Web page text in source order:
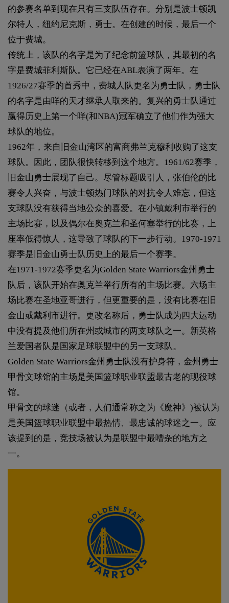
的参赛名单到现在只有三支队伍存在。分别是波士顿凯
尔特人，纽约尼克斯，勇士。在创建的时候，最后一个
位于费城。
传统上，该队的名字是为了纪念前篮球队，其最初的名
字是费城菲利斯队。它已经在ABL表演了两年。在
1926/27赛季的首秀中，费城人队更名为勇士队，勇士队
的名字是由咩的天才继承人取来的。复兴的勇士队通过
赢得历史上第一个咩(和NBA)冠军确立了他们作为强大
球队的地位。
1962年，来自旧金山湾区的富商弗兰克穆利收购了这支
球队。因此，团队很快转移到这个地方。1961/62赛季，
旧金山勇士展现了自己。尽管标题吸引人，张伯伦的比
赛令人兴奋，与波士顿热门球队的对抗令人难忘，但这
支球队没有获得当地公众的喜爱。在小镇戴利市举行的
主场比赛，以及偶尔在奥克兰和圣何塞举行的比赛，上
座率低得惊人，这导致了球队的下一步行动。1970-1971
赛季是旧金山勇士队历史上的最后一个赛季。
在1971-1972赛季更名为Golden State Warriors金州勇士
队后，该队开始在奥克兰举行所有的主场比赛。六场主
场比赛在圣地亚哥进行，但更重要的是，没有比赛在旧
金山或戴利市进行。更改名称后，勇士队成为四大运动
中没有提及他们所在州或城市的两支球队之一。新英格
兰爱国者队是国家足球联盟中的另一支球队。
Golden State Warriors金州勇士队没有护身符，金州勇士
甲骨文球馆的主场是美国篮球职业联盟最古老的现役球
馆。
甲骨文的球迷（或者，人们通常称之为《魔神》)被认为
是美国篮球职业联盟中最热情、最忠诚的球迷之一。应
该提到的是，竞技场被认为是联盟中最嘈杂的地方之
一。